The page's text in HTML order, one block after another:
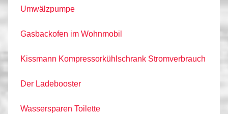
Umwälzpumpe
Gasbackofen im Wohnmobil
Kissmann Kompressorkühlschrank Stromverbrauch
Der Ladebooster
Wassersparen Toilette